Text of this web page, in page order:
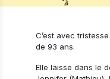
C’est avec
de 93 ans.
Elle laisse dans le